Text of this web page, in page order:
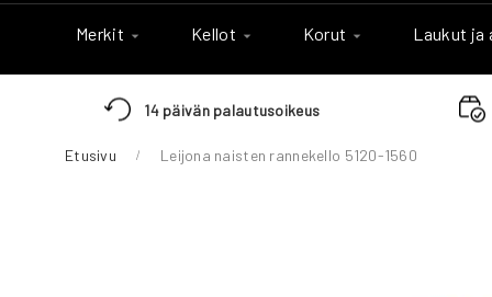
Merkit Kellot Korut Laukut ja
14 päivän palautusoikeus
Etusivu Leijona naisten rannekello 5120-1560